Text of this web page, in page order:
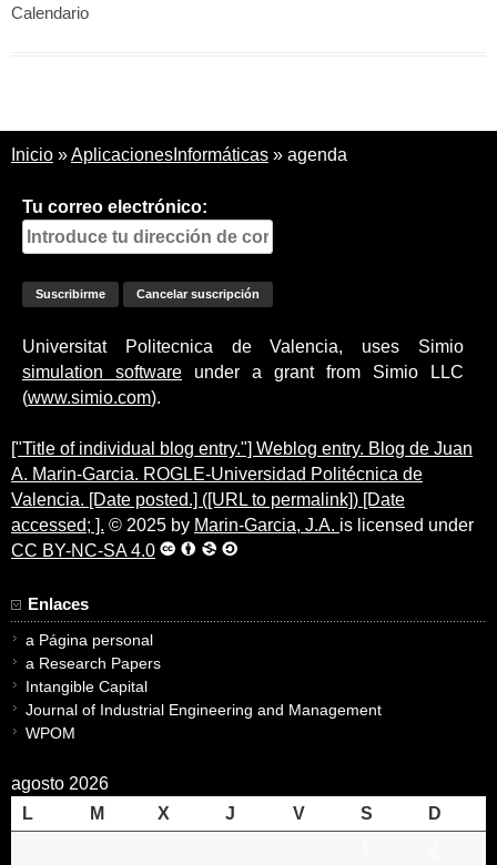
Calendario
Inicio »AplicacionesInformáticas » agenda
Tu correo electrónico:
Universitat Politecnica de Valencia, uses Simio
simulation software under a grant from Simio LLC
(www.simio.com).
["Title of individual blog entry."] Weblog entry. Blog de Juan
A. Marin-Garcia. ROGLE-Universidad Politécnica de
Valencia. [Date posted.] ([URL to permalink]) [Date
accessed; ]. © 2025 by Marin-Garcia, J.A. is licensed under
CC BY-NC-SA 4.0
Enlaces
a Página personal
a Research Papers
Intangible Capital
Journal of Industrial Engineering and Management
WPOM
agosto 2026
L
M X J V S
D